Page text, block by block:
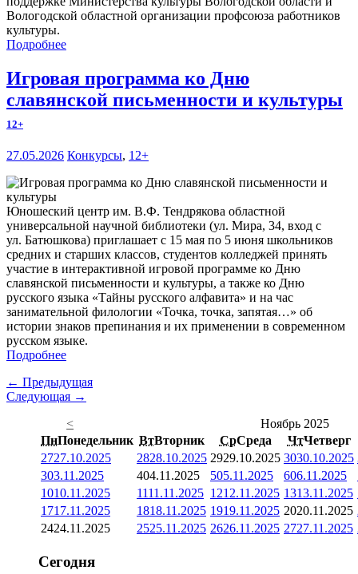
Вологодской областной организации профсоюза работников
культуры.
Подробнее
Игровая программа ко Дню
славянской письменности и культуры
12+
27.05.2026 Конкурсы, 12+
Юношеский центр им. В.Ф. Тендрякова областной
универсальной научной библиотеки (ул. Мира, 34, вход с
ул. Батюшкова) приглашает с 15 мая по 5 июня школьников
средних и старших классов, студентов колледжей принять
участие в интерактивной игровой программе ко Дню
славянской письменности и культуры, а также ко Дню
русского языка «Тайны русского алфавита» и на час
занимательной филологии «Точка, точка, запятая…» об
истории знаков препинания и их применении в современном
русском языке.
Подробнее
← Предыдущая
Следующая →
<
Ноябрь 2025
ПнПонедельник ВтВторник СрСреда ЧтЧетверг
2727.10.2025 2828.10.2025 2929.10.2025 3030.10.2025
303.11.2025 404.11.2025 505.11.2025 606.11.2025
1010.11.2025 1111.11.2025 1212.11.2025 1313.11.2025
1717.11.2025 1818.11.2025 1919.11.2025 2020.11.2025
2424.11.2025 2525.11.2025 2626.11.2025 2727.11.2025
Сегодня